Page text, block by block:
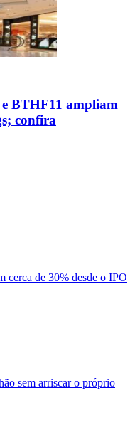
BTHF11 ampliam
confira
cerca de 30% desde o IPO
sem arriscar o próprio